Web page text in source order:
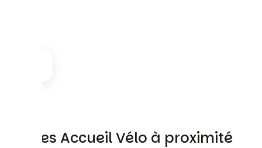
Autres Accueil Vélo à proximité